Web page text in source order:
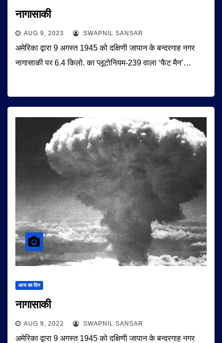
नागासाकी
AUG 9, 2023 SWAPNIL SANSAR
अमेरिका द्वारा 9 अगस्त 1945 को दक्षिणी जापान के बन्दरगाह नगर
नागासाकी पर 6.4 किलो. का प्लूटोनियम-239 वाला ‘फैट मैन’…
आज का दिन
नागासाकी
AUG 9, 2022 SWAPNIL SANSAR
अमेरिका द्वारा 9 अगस्त 1945 को दक्षिणी जापान के बन्दरगाह नगर